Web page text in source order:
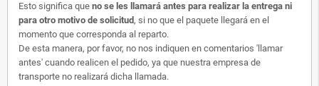
Esto significa que no se les llamará antes para realizar la entrega ni
para otro motivo de solicitud, si no que el paquete llegará en el
momento que corresponda al reparto.
De esta manera, por favor, no nos indiquen en comentarios 'llamar
antes' cuando realicen el pedido, ya que nuestra empresa de
transporte no realizará dicha llamada.